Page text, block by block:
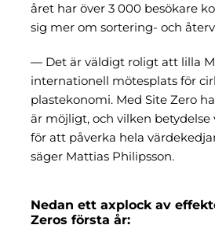
året har över 3 000 besökare
sig mer om sortering- och
— Det är väldigt roligt att lilla
internationell mötesplats för
plastekonomi. Med Site Zero
är möjligt, och vilken betydelse
för att påverka hela
säger Mattias Philipsson.
Nedan ett axplock av
Zeros första år: